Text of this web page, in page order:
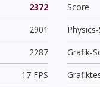
2372
2901
2287
17 FPS
Score
Grafik-